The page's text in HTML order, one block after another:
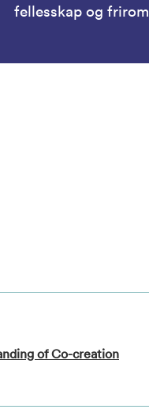
fellesskap og frirom
of Co-creation